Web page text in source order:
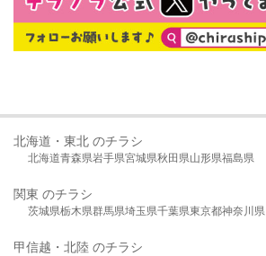
北海道・東北 のチラシ
北海道青森県岩手県宮城県秋田県山形県福島県
関東 のチラシ
茨城県栃木県群馬県埼玉県千葉県東京都神奈川県
甲信越・北陸 のチラシ